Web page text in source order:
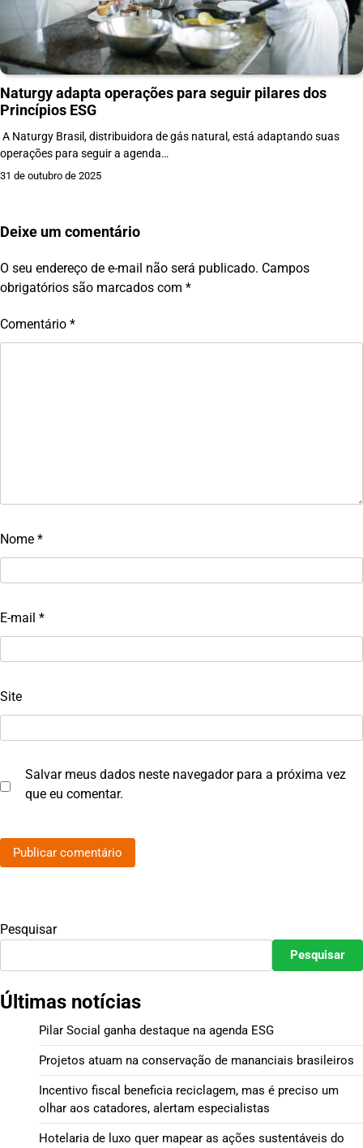
Naturgy adapta operações para seguir pilares dos
Princípios ESG
A Naturgy Brasil, distribuidora de gás natural, está adaptando suas
operações para seguir a agenda…
31 de outubro de 2025
Deixe um comentário
O seu endereço de e-mail não será publicado. Campos
obrigatórios são marcados com *
Comentário *
Nome *
E-mail *
Site
Salvar meus dados neste navegador para a próxima vez
que eu comentar.
Pesquisar
Pesquisar
Últimas notícias
Pilar Social ganha destaque na agenda ESG
Projetos atuam na conservação de mananciais brasileiros
Incentivo fiscal beneficia reciclagem, mas é preciso um
olhar aos catadores, alertam especialistas
Hotelaria de luxo quer mapear as ações sustentáveis do